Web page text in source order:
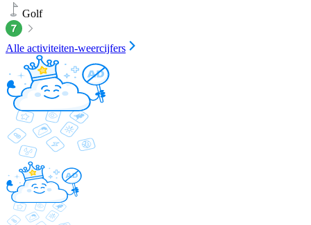
Golf
Alle activiteiten-weercijfers